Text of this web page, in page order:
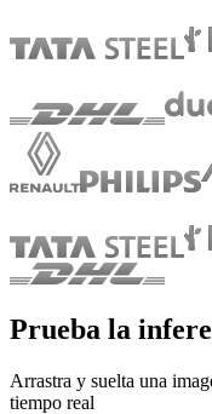
Prueba la
Arrastra y suelta una
tiempo real